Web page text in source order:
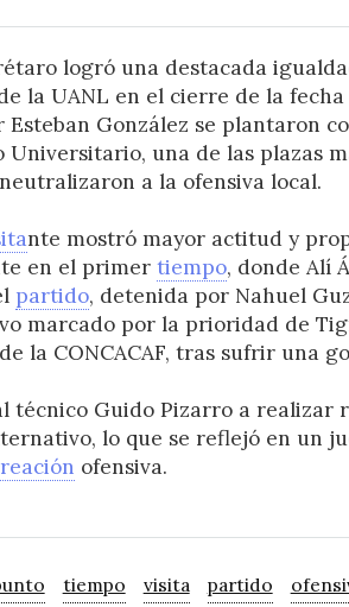
logró una destacada
la UANL en el cierre de la fecha
González se plantaron
Universitario, una de las plazas
a la ofensiva local.
nte mostró mayor actitud y
en el primer tiempo, donde Alí
partido, detenida por Nahuel
marcado por la prioridad de
la CONCACAF, tras sufrir una
técnico Guido Pizarro a realizar
lo que se reflejó en un
ofensiva.
tiempo visita partido